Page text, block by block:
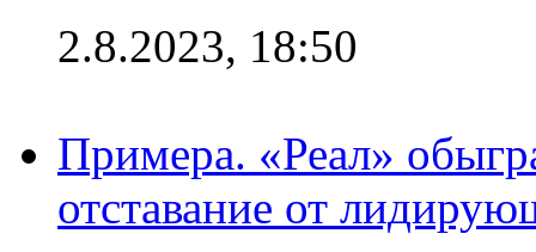
2.8.2023, 18:50
Примера. «Реал»
отставание от